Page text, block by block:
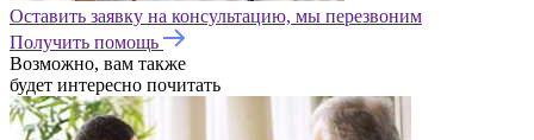
Оставить заявку на консультацию, мы перезвоним
Получить помощь
Возможно, вам также
будет интересно почитать